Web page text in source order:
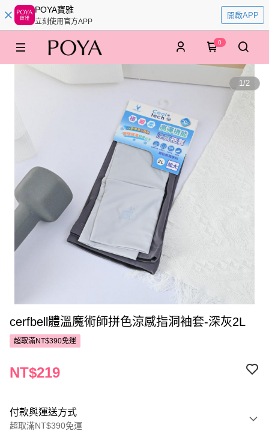
POYA寶雅
立刻使用官方APP
開啟APP
0
1/2
cerfbell體溫魔術師拼色涼感指洞袖套-深灰2L
超取滿NT$390免運
NT$219
付款與運送方式
超取滿NT$390免運